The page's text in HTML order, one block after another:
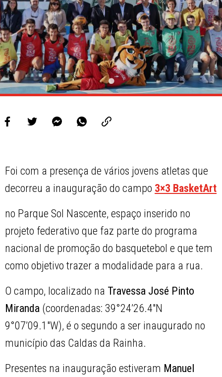
Foi com a presença de vários jovens atletas que
decorreu a inauguração do campo 3×3 BasketArt
no Parque Sol Nascente, espaço inserido no
projeto federativo que faz parte do programa
nacional de promoção do basquetebol e que tem
como objetivo trazer a modalidade para a rua.
O campo, localizado na Travessa José Pinto
Miranda (coordenadas: 39°24’26.4″N
9°07’09.1″W), é o segundo a ser inaugurado no
município das Caldas da Rainha.
Presentes na inauguração estiveram Manuel